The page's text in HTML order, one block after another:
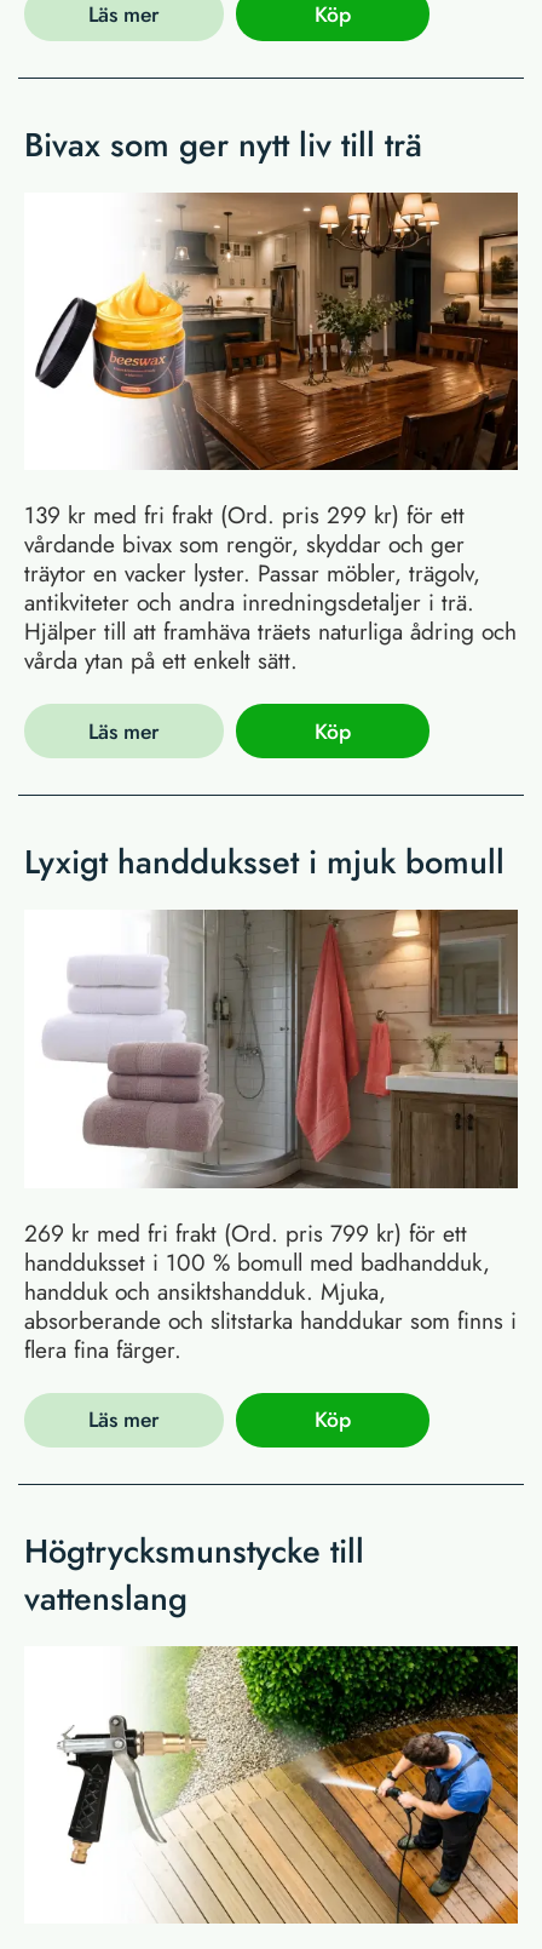
Läs mer Köp
Bivax som ger nytt liv till trä
139 kr med fri frakt (Ord. pris 299 kr) för ett
vårdande bivax som rengör, skyddar och ger
träytor en vacker lyster. Passar möbler, trägolv,
antikviteter och andra inredningsdetaljer i trä.
Hjälper till att framhäva träets naturliga ådring och
vårda ytan på ett enkelt sätt.
Läs mer Köp
Lyxigt handduksset i mjuk bomull
269 kr med fri frakt (Ord. pris 799 kr) för ett
handduksset i 100 % bomull med badhandduk,
handduk och ansiktshandduk. Mjuka,
absorberande och slitstarka handdukar som finns i
flera fina färger.
Läs mer Köp
Högtrycksmunstycke till
vattenslang